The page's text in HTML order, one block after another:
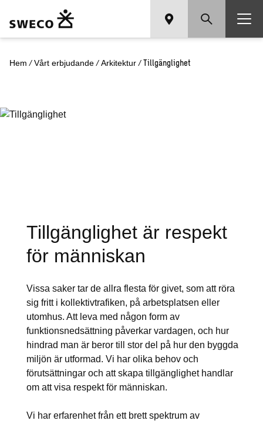
Hem / Vårt erbjudande / Arkitektur / Tillgänglighet
Tillgänglighet är respekt
för människan
Vissa saker tar de allra flesta för givet, som att röra
sig fritt i kollektivtrafiken, på arbetsplatsen eller
utomhus. Att leva med någon form av
funktionsnedsättning påverkar vardagen, och hur
hindrad man är beror till stor del på hur den byggda
miljön är utformad. Vi har olika behov och
förutsättningar och att skapa tillgänglighet handlar
om att visa respekt för människan.
Vi har erfarenhet från ett brett spektrum av